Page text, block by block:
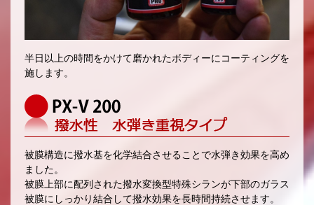
半日以上の時間をかけて磨かれたボディーにコーティングを
施します。
被膜構造に撥水基を化学結合させることで水弾き効果を高め
ました。
被膜上部に配列された撥水変換型特殊シランが下部のガラス
被膜にしっかり結合して撥水効果を長時間持続させます。